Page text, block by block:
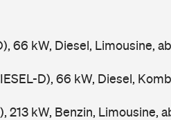
66 kW, Diesel, Limousine,
D), 66 kW, Diesel,
213 kW, Benzin, Limousine,